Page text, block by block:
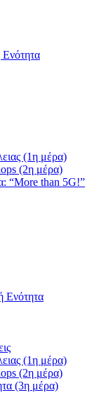
Ενότητα
(1η μέρα)
(2η μέρα)
“More than 5G!”
Ενότητα
(1η μέρα)
(2η μέρα)
(3η μέρα)